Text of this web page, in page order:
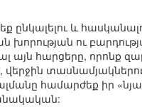
ընկալելու և
ու
հարցերը, որոնք
վերջին
համարժեք իր